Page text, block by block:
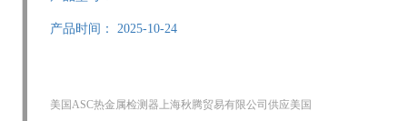
产品时间： 2025-10-24
美国ASC热金属检测器上海秋腾贸易有限公司供应美国